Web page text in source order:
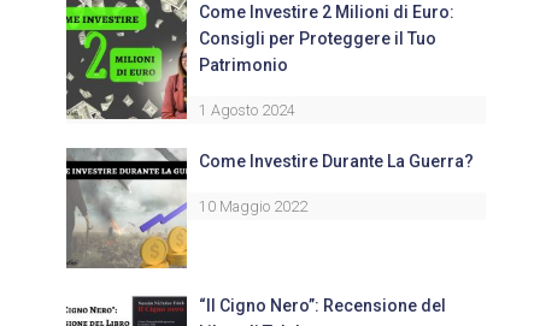
Come Investire 2 Milioni di Euro:
Consigli per Proteggere il Tuo
Patrimonio
1 Agosto 2024
Come Investire Durante La Guerra?
10 Maggio 2022
“Il Cigno Nero”: Recensione del